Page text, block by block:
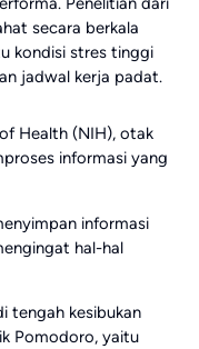
secara berkala
kondisi stres tinggi
jadwal kerja padat.
Health (NIH), otak
informasi yang
informasi
hal-hal
tengah kesibukan
Pomodoro, yaitu